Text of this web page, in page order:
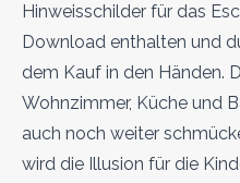
Hinweisschilder für das
Download enthalten und
dem Kauf in den Händen.
Wohnzimmer, Küche und
auch noch weiter
wird die Illusion für die